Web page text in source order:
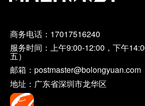
商务电话： 17017516240
服务时间：上午9:00-12:00，下午
五）
邮箱：postmaster@bolongyuan.com
地址：广东省深圳市龙华区